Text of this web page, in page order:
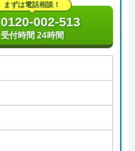
まずは電話相談！
0120-002-513
受付時間 24時間